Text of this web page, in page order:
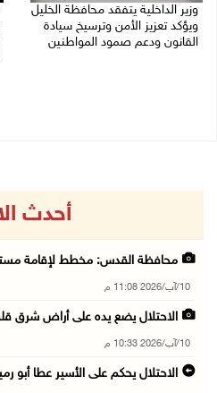
وزير الداخلية يتفقد محافظة الخليل
ويؤكد تعزيز الأمن وترسيخ سيادة
القانون ودعم صمود المواطنين
أحدث
محافظة القدس: مخطط لإقامة
10/آب/2026 11:08 م
الاحتلال يضع يده على أراض شرق
10/آب/2026 10:33 م
الاحتلال يحكم على الأسير عطا أبو